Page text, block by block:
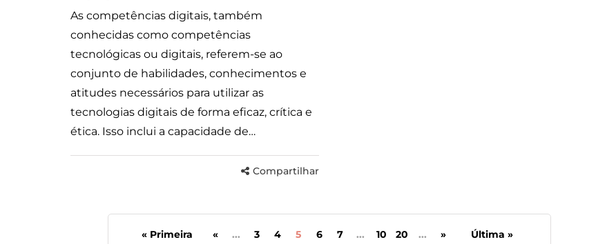
As competências digitais, também
conhecidas como competências
tecnológicas ou digitais, referem-se ao
conjunto de habilidades, conhecimentos e
atitudes necessários para utilizar as
tecnologias digitais de forma eficaz, crítica e
ética. Isso inclui a capacidade de…
Compartilhar
« Primeira « ... 3 4 5 6 7 ... 10 20 ... » Última »